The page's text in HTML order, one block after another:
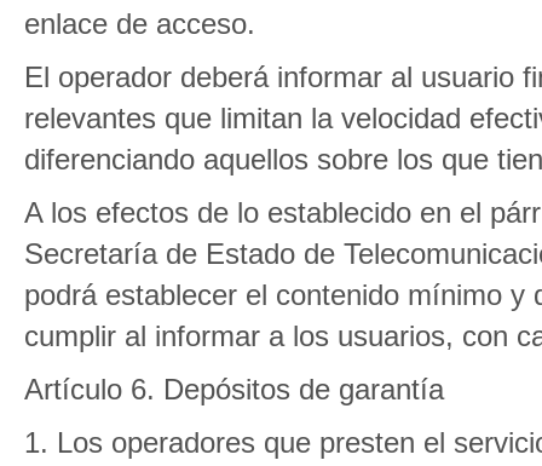
enlace de acceso.
El operador deberá informar al usuario
relevantes que limitan la velocidad
diferenciando aquellos sobre los que
A los efectos de lo establecido en el
Secretaría de Estado de
podrá establecer el contenido mínimo y
cumplir al informar a los usuarios, con
Artículo 6. Depósitos de garantía
1. Los operadores que presten el